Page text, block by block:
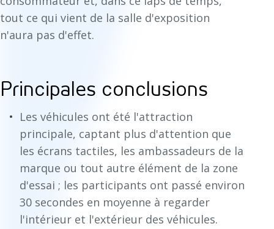
tout ce qui vient de la salle d'exposition
n'aura pas d'effet.
Principales conclusions
Les véhicules ont été l'attraction
principale, captant plus d'attention que
les écrans tactiles, les ambassadeurs de la
marque ou tout autre élément de la zone
d'essai ; les participants ont passé environ
30 secondes en moyenne à regarder
l'intérieur et l'extérieur des véhicules.